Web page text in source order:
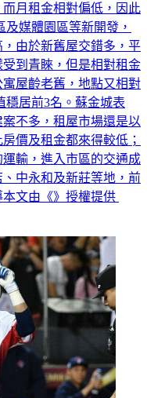
月租金相對偏低，因此
媒體園區等新開發，
由於新舊屋交錯多，平
到青睞，但是相對租金
屋齡老舊，地點又相對
穩居前3名。蘇金城表
不多，租屋市場還是以
價及租金都來得較低；
輸，進入市區的交通成
中永和及新莊等地，前
文由《》授權提供